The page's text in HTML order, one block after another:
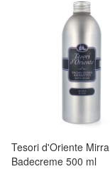
Tesori d'Oriente Mirra
Badecreme 500 ml